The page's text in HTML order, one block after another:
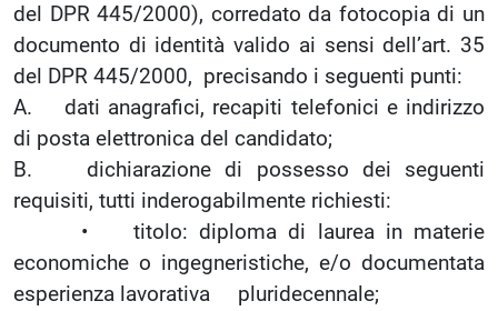
del DPR 445/2000), corredato da fotocopia di un
documento di identità valido ai sensi dell’art. 35
del DPR 445/2000, precisando i seguenti punti:
A. dati anagrafici, recapiti telefonici e indirizzo
di posta elettronica del candidato;
B. dichiarazione di possesso dei seguenti
requisiti, tutti inderogabilmente richiesti:
• titolo: diploma di laurea in materie
economiche o ingegneristiche, e/o documentata
esperienza lavorativa pluridecennale;